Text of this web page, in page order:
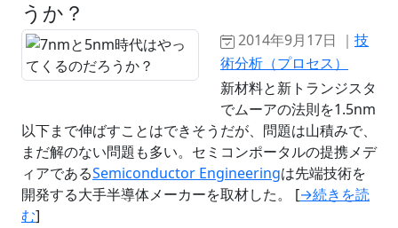
うか？
2014年9月17日 ｜ 技
術分析（プロセス）
新材料と新トランジスタ
でムーアの法則を1.5nm
以下まで伸ばすことはできそうだが、問題は山積みで、
まだ解のない問題も多い。セミコンポータルの提携メデ
ィアであるSemiconductor Engineeringは先端技術を
開発する大手半導体メーカーを取材した。 [→続きを読
む]